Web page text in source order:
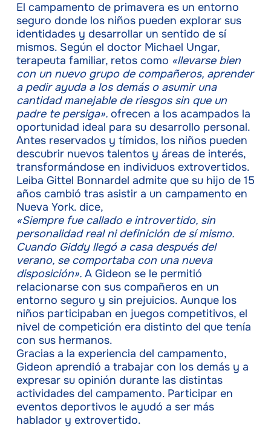
El campamento de primavera es un entorno
seguro donde los niños pueden explorar sus
identidades y desarrollar un sentido de sí
mismos. Según el doctor Michael Ungar,
terapeuta familiar, retos como «llevarse bien
con un nuevo grupo de compañeros, aprender
a pedir ayuda a los demás o asumir una
cantidad manejable de riesgos sin que un
padre te persiga». ofrecen a los acampados la
oportunidad ideal para su desarrollo personal.
Antes reservados y tímidos, los niños pueden
descubrir nuevos talentos y áreas de interés,
transformándose en individuos extrovertidos.
Leiba Gittel Bonnardel admite que su hijo de 15
años cambió tras asistir a un campamento en
Nueva York. dice,
«Siempre fue callado e introvertido, sin
personalidad real ni definición de sí mismo.
Cuando Giddy llegó a casa después del
verano, se comportaba con una nueva
disposición». A Gideon se le permitió
relacionarse con sus compañeros en un
entorno seguro y sin prejuicios. Aunque los
niños participaban en juegos competitivos, el
nivel de competición era distinto del que tenía
con sus hermanos.
Gracias a la experiencia del campamento,
Gideon aprendió a trabajar con los demás y a
expresar su opinión durante las distintas
actividades del campamento. Participar en
eventos deportivos le ayudó a ser más
hablador y extrovertido.